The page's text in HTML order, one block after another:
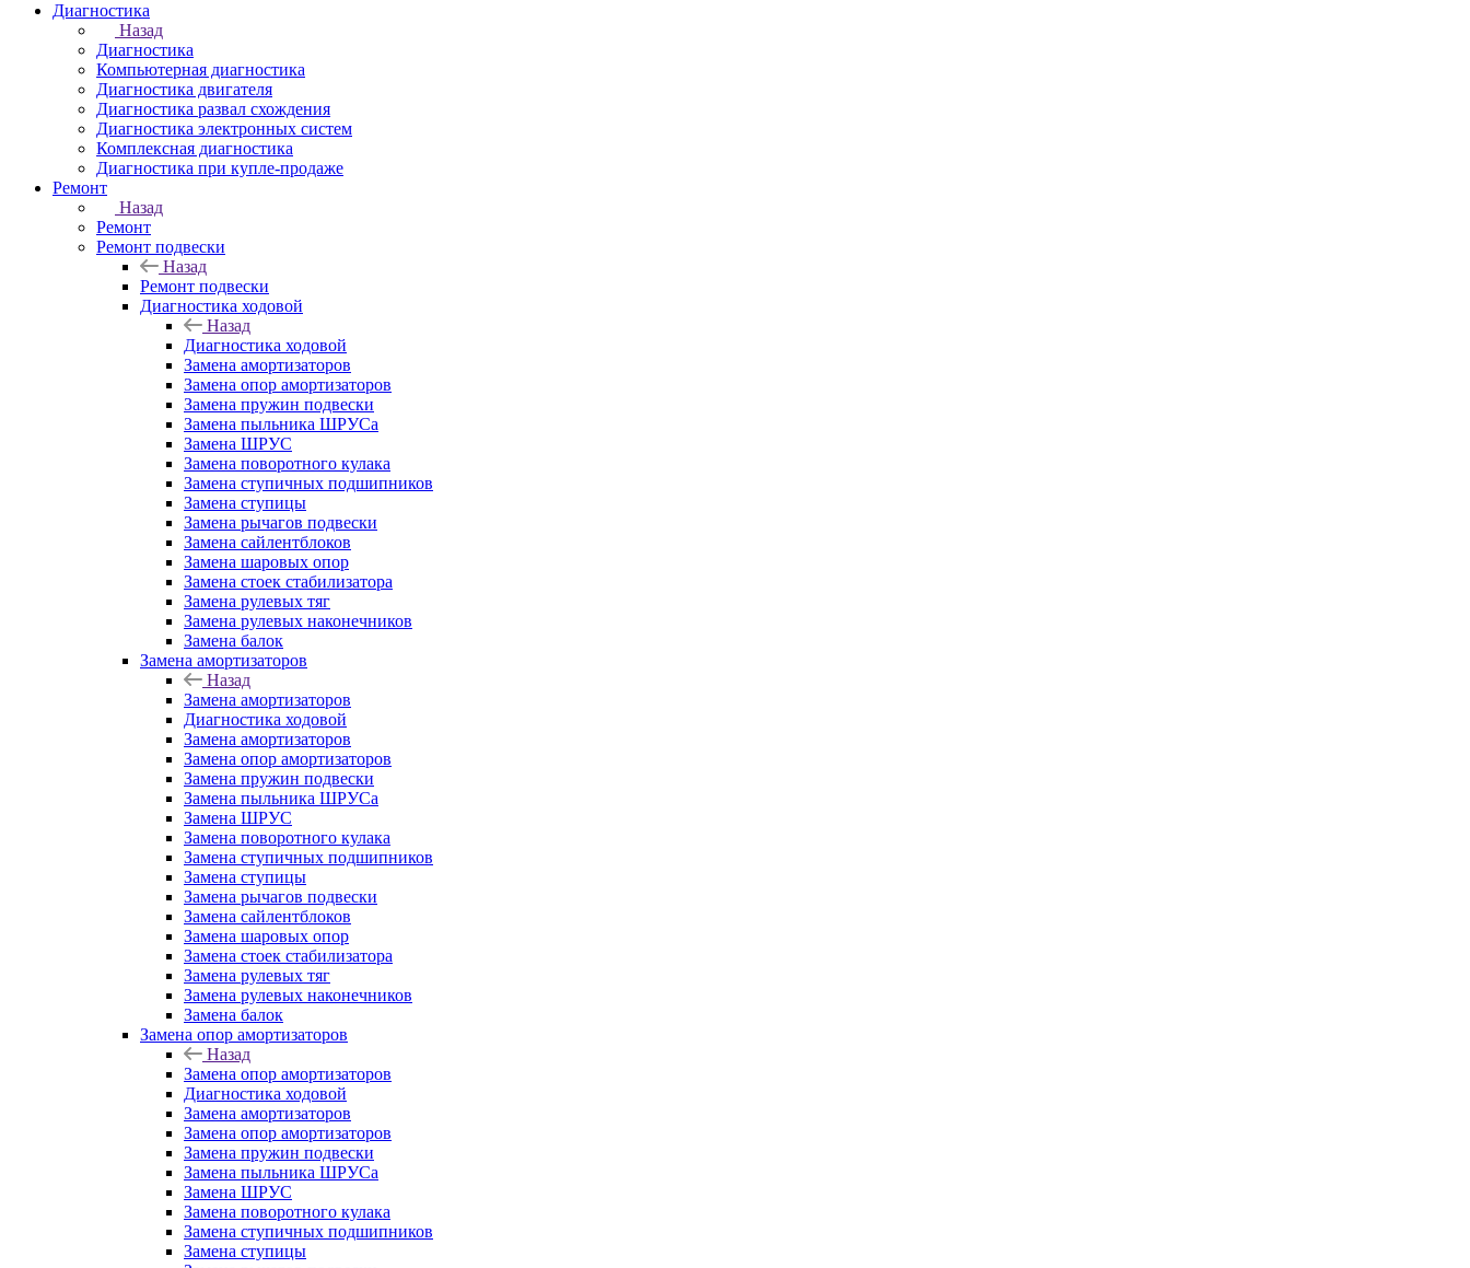
Диагностика
Назад
Диагностика
Компьютерная диагностика
Диагностика двигателя
Диагностика развал схождения
Диагностика электронных систем
Комплексная диагностика
Диагностика при купле-продаже
Ремонт
Назад
Ремонт
Ремонт подвески
Назад
Ремонт подвески
Диагностика ходовой
Назад
Диагностика ходовой
Замена амортизаторов
Замена опор амортизаторов
Замена пружин подвески
Замена пыльника ШРУСа
Замена ШРУС
Замена поворотного кулака
Замена ступичных подшипников
Замена ступицы
Замена рычагов подвески
Замена сайлентблоков
Замена шаровых опор
Замена стоек стабилизатора
Замена рулевых тяг
Замена рулевых наконечников
Замена балок
Замена амортизаторов
Назад
Замена амортизаторов
Диагностика ходовой
Замена амортизаторов
Замена опор амортизаторов
Замена пружин подвески
Замена пыльника ШРУСа
Замена ШРУС
Замена поворотного кулака
Замена ступичных подшипников
Замена ступицы
Замена рычагов подвески
Замена сайлентблоков
Замена шаровых опор
Замена стоек стабилизатора
Замена рулевых тяг
Замена рулевых наконечников
Замена балок
Замена опор амортизаторов
Назад
Замена опор амортизаторов
Диагностика ходовой
Замена амортизаторов
Замена опор амортизаторов
Замена пружин подвески
Замена пыльника ШРУСа
Замена ШРУС
Замена поворотного кулака
Замена ступичных подшипников
Замена ступицы